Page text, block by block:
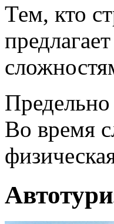
Тем, кто
Во время